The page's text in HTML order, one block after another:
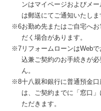
ンはマイページおよびメ
は郵送にてご通知いたしま
※6お勤め先またはご⾃宅へ
だく場合があります。
※7 リフォームローンはWeb
込兼ご契約のお手続きが
ん。
※8十八親和銀行に普通預金
は、ご契約までに「窓口
ただきます。